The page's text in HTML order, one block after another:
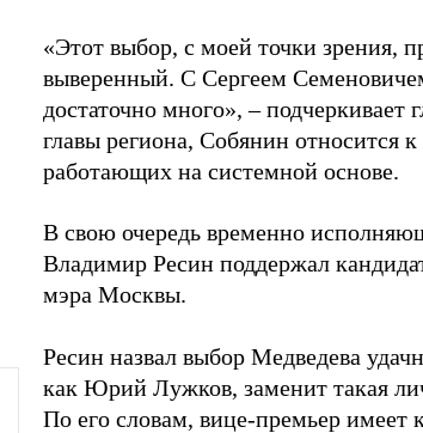
«Этот выбор, с моей точки зрения,
выверенный. С Сергеем
достаточно много», –
главы региона, Собянин относится
работающих на системной основе.
В свою очередь временно
Владимир Ресин поддержал
мэра Москвы.
Ресин назвал выбор Медведева
как Юрий Лужков, заменит такая
По его словам, вице-премьер имеет